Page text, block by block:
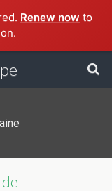
Renew now to